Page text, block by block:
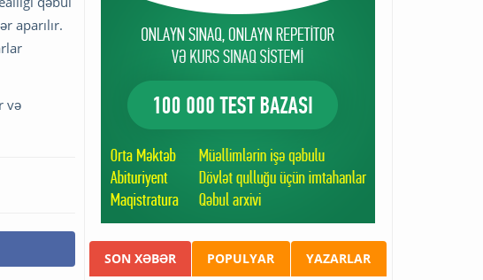
aparılır.
və
SON XƏBƏR POPULYAR YAZARLAR